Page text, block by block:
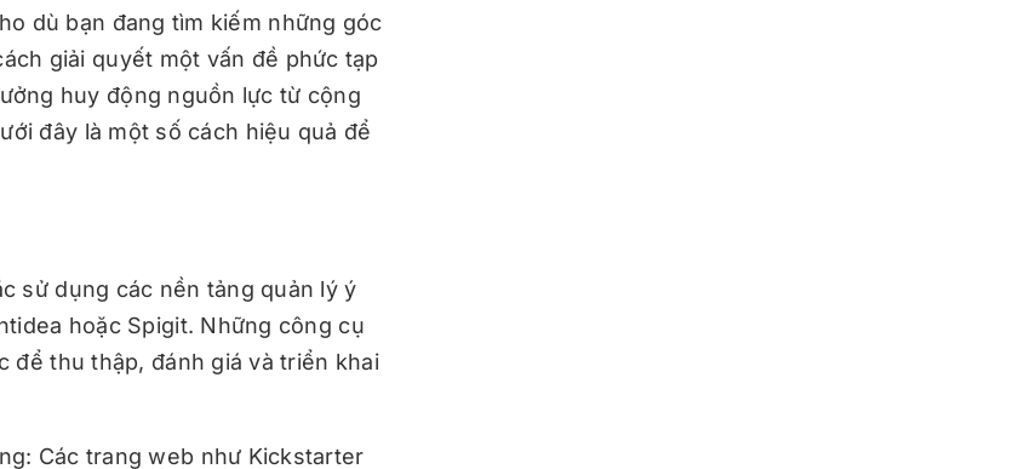
dù bạn đang tìm kiếm những góc
giải quyết một vấn đề phức tạp
huy động nguồn lực từ cộng
đây là một số cách hiệu quả để
sử dụng các nền tảng quản lý ý
hoặc Spigit. Những công cụ
để thu thập, đánh giá và triển khai
Các trang web như Kickstarter